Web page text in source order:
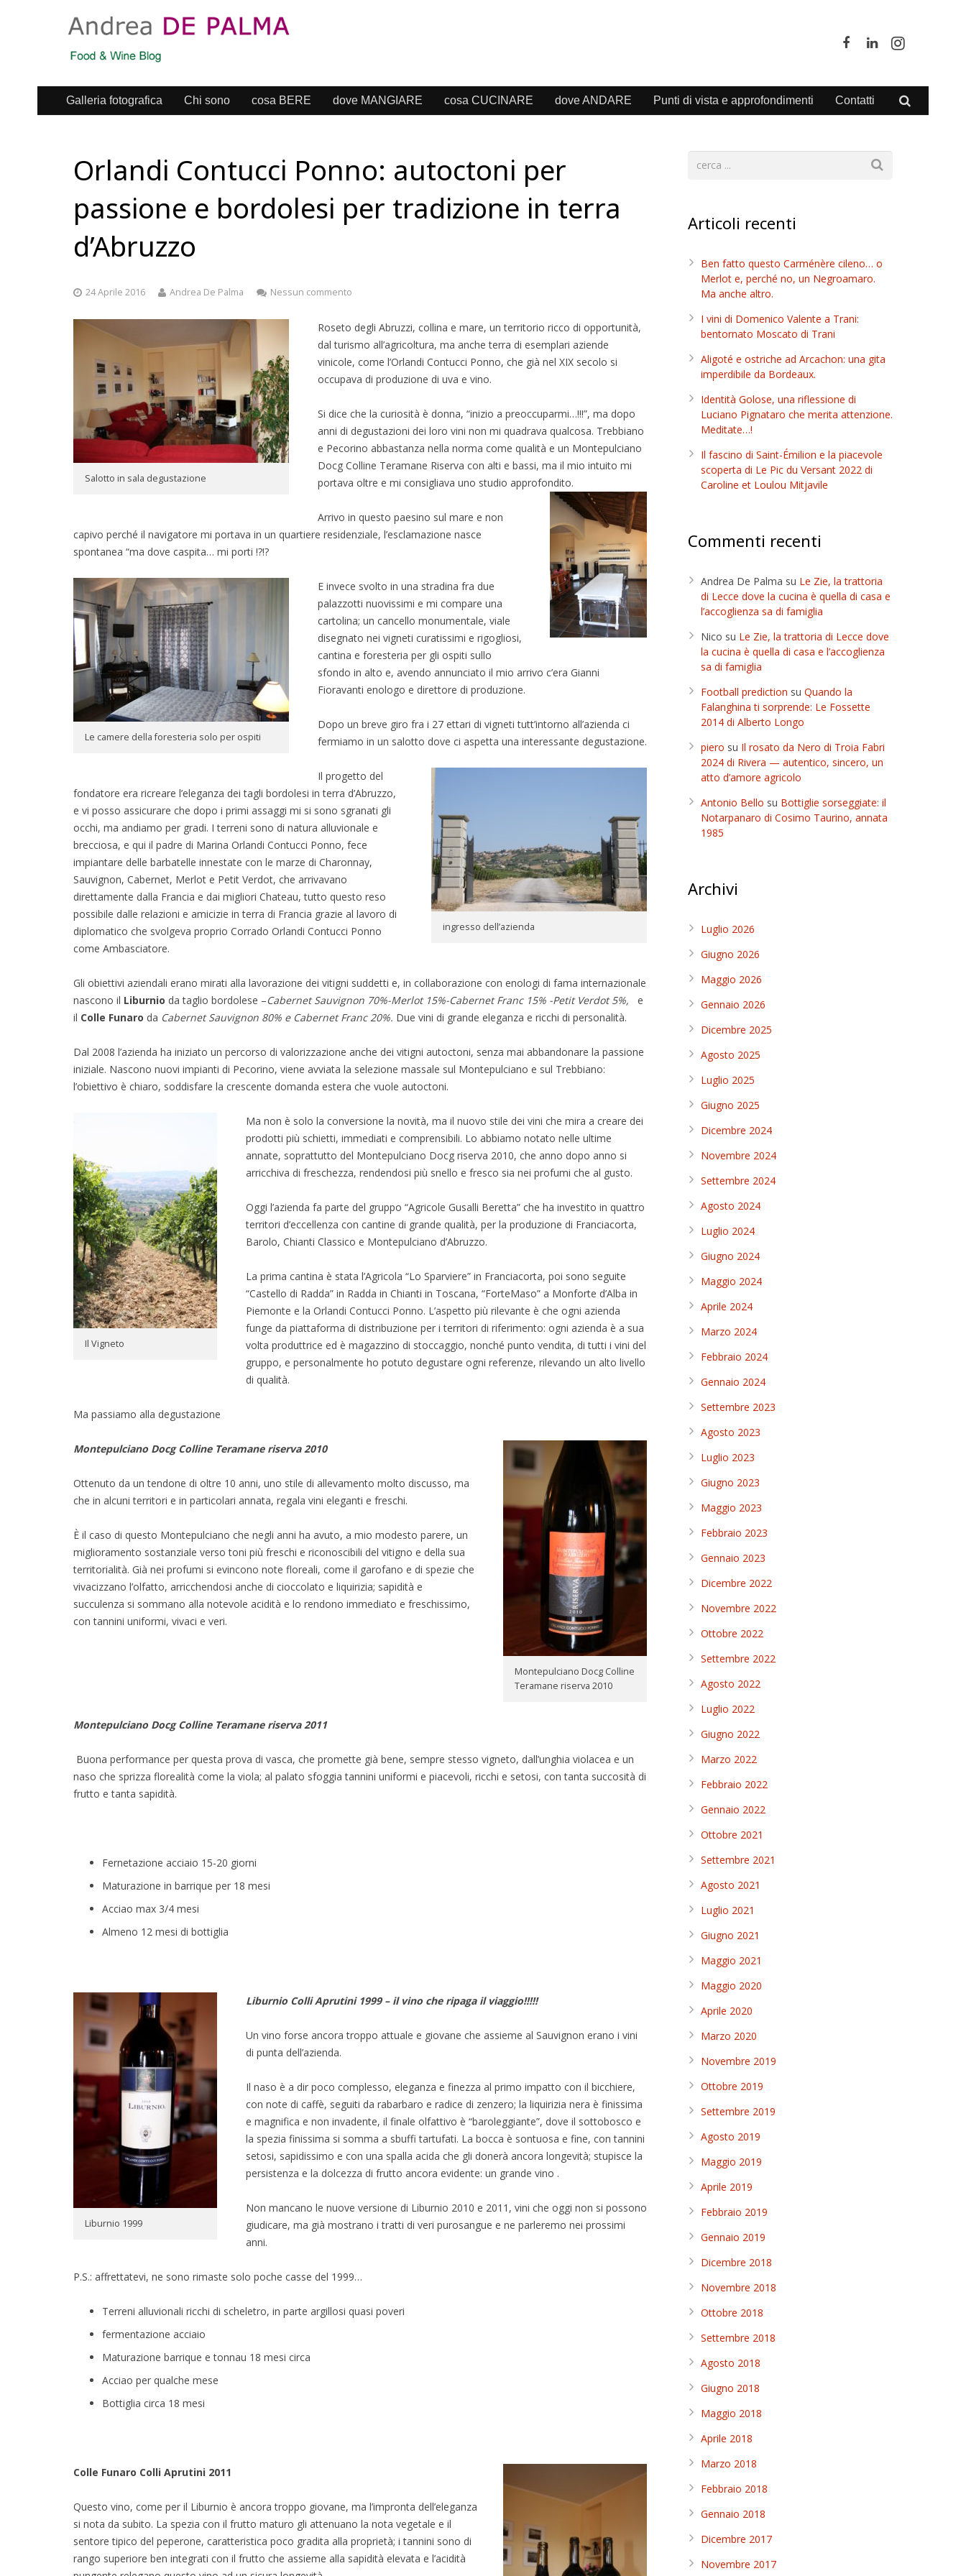
Galleria fotografica Chi sono cosa BERE dove MANGIARE cosa CUCINARE dove ANDARE Punti di vista e approfondimenti Contatti
Orlandi Contucci Ponno: autoctoni per
passione e bordolesi per tradizione in terra
d’Abruzzo
24 Aprile 2016 Andrea De Palma Nessun commento
Salotto in sala degustazione
Roseto degli Abruzzi, collina e mare, un territorio ricco di opportunità,
dal turismo all’agricoltura, ma anche terra di esemplari aziende
vinicole, come l’Orlandi Contucci Ponno, che già nel XIX secolo si
occupava di produzione di uva e vino.
Si dice che la curiosità è donna, “inizio a preoccuparmi…!!!”, ma dopo
anni di degustazioni dei loro vini non mi quadrava qualcosa. Trebbiano
e Pecorino abbastanza nella norma come qualità e un Montepulciano
Docg Colline Teramane Riserva con alti e bassi, ma il mio intuito mi
portava oltre e mi consigliava uno studio approfondito.
Arrivo in questo paesino sul mare e non
capivo perché il navigatore mi portava in un quartiere residenziale, l’esclamazione nasce
spontanea “ma dove caspita… mi porti !?!?
Le camere della foresteria solo per ospiti
E invece svolto in una stradina fra due
palazzotti nuovissimi e mi compare una
cartolina; un cancello monumentale, viale
disegnato nei vigneti curatissimi e rigogliosi,
cantina e foresteria per gli ospiti sullo
sfondo in alto e, avendo annunciato il mio arrivo c’era Gianni
Fioravanti enologo e direttore di produzione.
Dopo un breve giro fra i 27 ettari di vigneti tutt’intorno all’azienda ci
fermiamo in un salotto dove ci aspetta una interessante degustazione.
ingresso dell’azienda
Il progetto del
fondatore era ricreare l’eleganza dei tagli bordolesi in terra d’Abruzzo,
e vi posso assicurare che dopo i primi assaggi mi si sono sgranati gli
occhi, ma andiamo per gradi. I terreni sono di natura alluvionale e
brecciosa, e qui il padre di Marina Orlandi Contucci Ponno, fece
impiantare delle barbatelle innestate con le marze di Charonnay,
Sauvignon, Cabernet, Merlot e Petit Verdot, che arrivavano
direttamente dalla Francia e dai migliori Chateau, tutto questo reso
possibile dalle relazioni e amicizie in terra di Francia grazie al lavoro di
diplomatico che svolgeva proprio Corrado Orlandi Contucci Ponno
come Ambasciatore.
Gli obiettivi aziendali erano mirati alla lavorazione dei vitigni suddetti e, in collaborazione con enologi di fama internazionale
nascono il Liburnio da taglio bordolese –Cabernet Sauvignon 70%-Merlot 15%-Cabernet Franc 15% -Petit Verdot 5%, e
il Colle Funaro da Cabernet Sauvignon 80% e Cabernet Franc 20%. Due vini di grande eleganza e ricchi di personalità.
Dal 2008 l’azienda ha iniziato un percorso di valorizzazione anche dei vitigni autoctoni, senza mai abbandonare la passione
iniziale. Nascono nuovi impianti di Pecorino, viene avviata la selezione massale sul Montepulciano e sul Trebbiano:
l’obiettivo è chiaro, soddisfare la crescente domanda estera che vuole autoctoni.
Il Vigneto
Ma non è solo la conversione la novità, ma il nuovo stile dei vini che mira a creare dei
prodotti più schietti, immediati e comprensibili. Lo abbiamo notato nelle ultime
annate, soprattutto del Montepulciano Docg riserva 2010, che anno dopo anno si
arricchiva di freschezza, rendendosi più snello e fresco sia nei profumi che al gusto.
Oggi l’azienda fa parte del gruppo “Agricole Gusalli Beretta” che ha investito in quattro
territori d’eccellenza con cantine di grande qualità, per la produzione di Franciacorta,
Barolo, Chianti Classico e Montepulciano d’Abruzzo.
La prima cantina è stata l’Agricola “Lo Sparviere” in Franciacorta, poi sono seguite
“Castello di Radda” in Radda in Chianti in Toscana, “ForteMaso” a Monforte d’Alba in
Piemonte e la Orlandi Contucci Ponno. L’aspetto più rilevante è che ogni azienda
funge da piattaforma di distribuzione per i territori di riferimento: ogni azienda è a sua
volta produttrice ed è magazzino di stoccaggio, nonché punto vendita, di tutti i vini del
gruppo, e personalmente ho potuto degustare ogni referenze, rilevando un alto livello
di qualità.
Ma passiamo alla degustazione
Montepulciano Docg Colline
Teramane riserva 2010
Montepulciano Docg Colline Teramane riserva 2010
Ottenuto da un tendone di oltre 10 anni, uno stile di allevamento molto discusso, ma
che in alcuni territori e in particolari annata, regala vini eleganti e freschi.
È il caso di questo Montepulciano che negli anni ha avuto, a mio modesto parere, un
miglioramento sostanziale verso toni più freschi e riconoscibili del vitigno e della sua
territorialità. Già nei profumi si evincono note floreali, come il garofano e di spezie che
vivacizzano l’olfatto, arricchendosi anche di cioccolato e liquirizia; sapidità e
succulenza si sommano alla notevole acidità e lo rendono immediato e freschissimo,
con tannini uniformi, vivaci e veri.
Montepulciano Docg Colline Teramane riserva 2011
Buona performance per questa prova di vasca, che promette già bene, sempre stesso vigneto, dall’unghia violacea e un
naso che sprizza florealità come la viola; al palato sfoggia tannini uniformi e piacevoli, ricchi e setosi, con tanta succosità di
frutto e tanta sapidità.
Fernetazione acciaio 15-20 giorni
Maturazione in barrique per 18 mesi
Acciao max 3/4 mesi
Almeno 12 mesi di bottiglia
Liburnio 1999
Liburnio Colli Aprutini 1999 – il vino che ripaga il viaggio!!!!!
Un vino forse ancora troppo attuale e giovane che assieme al Sauvignon erano i vini
di punta dell’azienda.
Il naso è a dir poco complesso, eleganza e finezza al primo impatto con il bicchiere,
con note di caffè, seguiti da rabarbaro e radice di zenzero; la liquirizia nera è finissima
e magnifica e non invadente, il finale olfattivo è “baroleggiante”, dove il sottobosco e
la spezia finissima si somma a sbuffi tartufati. La bocca è sontuosa e fine, con tannini
setosi, sapidissimo e con una spalla acida che gli donerà ancora longevità; stupisce la
persistenza e la dolcezza di frutto ancora evidente: un grande vino .
Non mancano le nuove versione di Liburnio 2010 e 2011, vini che oggi non si possono
giudicare, ma già mostrano i tratti di veri purosangue e ne parleremo nei prossimi
anni.
P.S.: affrettatevi, ne sono rimaste solo poche casse del 1999…
Terreni alluvionali ricchi di scheletro, in parte argillosi quasi poveri
fermentazione acciaio
Maturazione barrique e tonnau 18 mesi circa
Acciao per qualche mese
Bottiglia circa 18 mesi
Colle Funaro Colli Aprutini 2011
Questo vino, come per il Liburnio è ancora troppo giovane, ma l’impronta dell’eleganza
si nota da subito. La spezia con il frutto maturo gli attenuano la nota vegetale e il
sentore tipico del peperone, caratteristica poco gradita alla proprietà; i tannini sono di
rango superiore ben integrati con il frutto che assieme alla sapidità elevata e l’acidità
Articoli recenti
Ben fatto questo Carménère cileno… o
Merlot e, perché no, un Negroamaro.
Ma anche altro.
I vini di Domenico Valente a Trani:
bentornato Moscato di Trani
Aligoté e ostriche ad Arcachon: una gita
imperdibile da Bordeaux.
Identità Golose, una riflessione di
Luciano Pignataro che merita attenzione.
Meditate…!
Il fascino di Saint-Émilion e la piacevole
scoperta di Le Pic du Versant 2022 di
Caroline et Loulou Mitjavile
Commenti recenti
Andrea De Palma su Le Zie, la trattoria
di Lecce dove la cucina è quella di casa e
l’accoglienza sa di famiglia
Nico su Le Zie, la trattoria di Lecce dove
la cucina è quella di casa e l’accoglienza
sa di famiglia
Football prediction su Quando la
Falanghina ti sorprende: Le Fossette
2014 di Alberto Longo
piero su Il rosato da Nero di Troia Fabri
2024 di Rivera — autentico, sincero, un
atto d’amore agricolo
Antonio Bello su Bottiglie sorseggiate: il
Notarpanaro di Cosimo Taurino, annata
1985
Archivi
Luglio 2026
Giugno 2026
Maggio 2026
Gennaio 2026
Dicembre 2025
Agosto 2025
Luglio 2025
Giugno 2025
Dicembre 2024
Novembre 2024
Settembre 2024
Agosto 2024
Luglio 2024
Giugno 2024
Maggio 2024
Aprile 2024
Marzo 2024
Febbraio 2024
Gennaio 2024
Settembre 2023
Agosto 2023
Luglio 2023
Giugno 2023
Maggio 2023
Febbraio 2023
Gennaio 2023
Dicembre 2022
Novembre 2022
Ottobre 2022
Settembre 2022
Agosto 2022
Luglio 2022
Giugno 2022
Marzo 2022
Febbraio 2022
Gennaio 2022
Ottobre 2021
Settembre 2021
Agosto 2021
Luglio 2021
Giugno 2021
Maggio 2021
Maggio 2020
Aprile 2020
Marzo 2020
Novembre 2019
Ottobre 2019
Settembre 2019
Agosto 2019
Maggio 2019
Aprile 2019
Febbraio 2019
Gennaio 2019
Dicembre 2018
Novembre 2018
Ottobre 2018
Settembre 2018
Agosto 2018
Giugno 2018
Maggio 2018
Aprile 2018
Marzo 2018
Febbraio 2018
Gennaio 2018
Dicembre 2017
Novembre 2017